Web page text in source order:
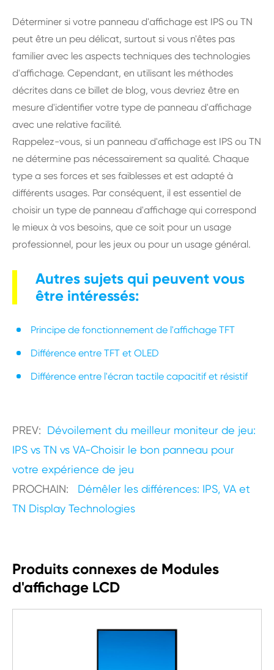
Déterminer si votre panneau d'affichage est IPS ou TN
peut être un peu délicat, surtout si vous n'êtes pas
familier avec les aspects techniques des technologies
d'affichage. Cependant, en utilisant les méthodes
décrites dans ce billet de blog, vous devriez être en
mesure d'identifier votre type de panneau d'affichage
avec une relative facilité.
Rappelez-vous, si un panneau d'affichage est IPS ou TN
ne détermine pas nécessairement sa qualité. Chaque
type a ses forces et ses faiblesses et est adapté à
différents usages. Par conséquent, il est essentiel de
choisir un type de panneau d'affichage qui correspond
le mieux à vos besoins, que ce soit pour un usage
professionnel, pour les jeux ou pour un usage général.
Autres sujets qui peuvent vous
être intéressés:
Principe de fonctionnement de l'affichage TFT
Différence entre TFT et OLED
Différence entre l'écran tactile capacitif et résistif
PREV: Dévoilement du meilleur moniteur de jeu:
IPS vs TN vs VA-Choisir le bon panneau pour
votre expérience de jeu
PROCHAIN: Démêler les différences: IPS, VA et
TN Display Technologies
Produits connexes de Modules
d'affichage LCD